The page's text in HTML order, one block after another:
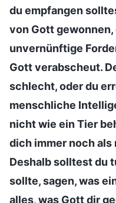
du empfangen
von Gott
unvernünftige
Gott verabscheut.
schlecht, oder du
menschliche
nicht wie ein Tier
dich immer noch
Deshalb solltest du
sollte, sagen, was
alles, was Gott dir